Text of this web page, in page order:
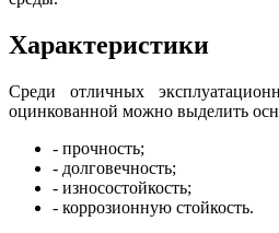
Характеристики
Среди отличных
оцинкованной можно выделить
- прочность;
- долговечность;
- износостойкость;
- коррозионную стойкость.